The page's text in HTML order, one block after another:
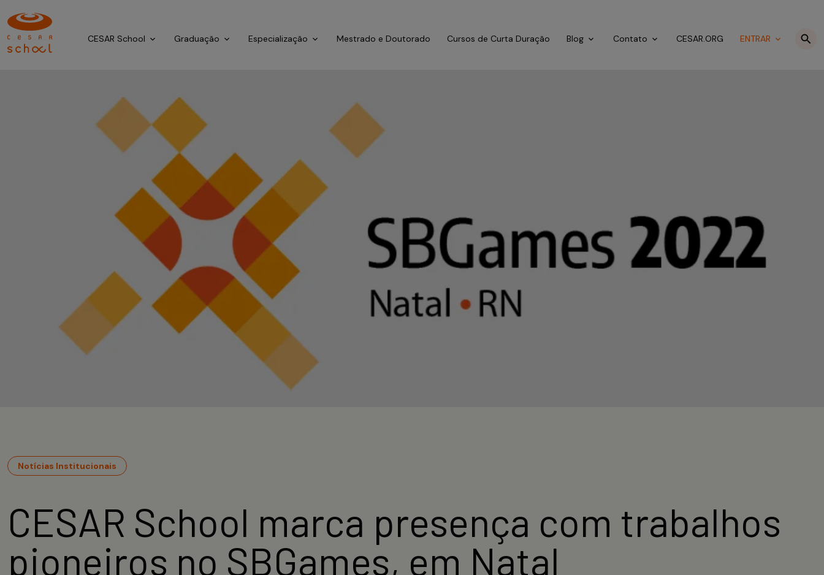
CESAR School Graduação Especialização Mestrado e Doutorado Cursos de Curta Duração Blog Contato CESAR.ORG ENTRAR
Notícias Institucionais
CESAR School marca presença com trabalhos
pioneiros no SBGames, em Natal